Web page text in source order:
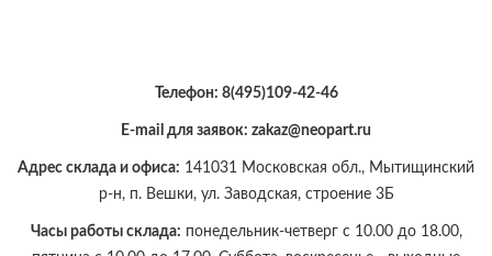
Телефон: 8(495)109-42-46
E-mail для заявок: zakaz@neopart.ru
Адрес склада и офиса: 141031 Московская обл., Мытищинский
р-н, п. Вешки, ул. Заводская, строение 3Б
Часы работы склада: понедельник-четверг с 10.00 до 18.00,